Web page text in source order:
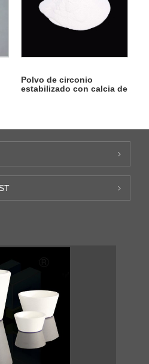
Polvo de circonio
estabilizado con calcia de